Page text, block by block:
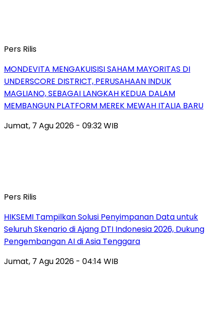
Pers Rilis
MONDEVITA MENGAKUISISI SAHAM MAYORITAS DI
UNDERSCORE DISTRICT, PERUSAHAAN INDUK
MAGLIANO, SEBAGAI LANGKAH KEDUA DALAM
MEMBANGUN PLATFORM MEREK MEWAH ITALIA BARU
Jumat, 7 Agu 2026 - 09:32 WIB
Pers Rilis
HIKSEMI Tampilkan Solusi Penyimpanan Data untuk
Seluruh Skenario di Ajang DTI Indonesia 2026, Dukung
Pengembangan AI di Asia Tenggara
Jumat, 7 Agu 2026 - 04:14 WIB